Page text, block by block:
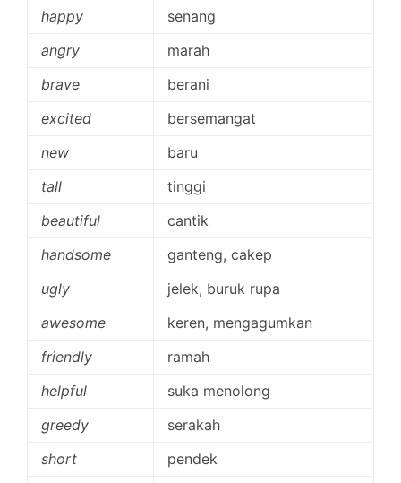
happy
senang
angry
marah
brave
berani
excited
bersemangat
new
baru
tall
tinggi
beautiful
cantik
handsome
ganteng, cakep
ugly
jelek, buruk rupa
awesome
keren, mengagumkan
friendly
ramah
helpful
suka menolong
greedy
serakah
short
pendek